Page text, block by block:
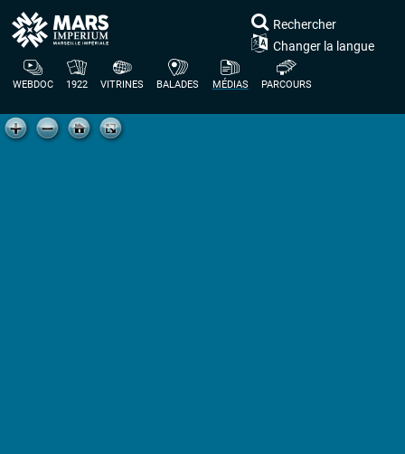
WEBDOC 1922 VITRINES BALADES MÉDIAS PARCOURS
Rechercher
Changer la langue